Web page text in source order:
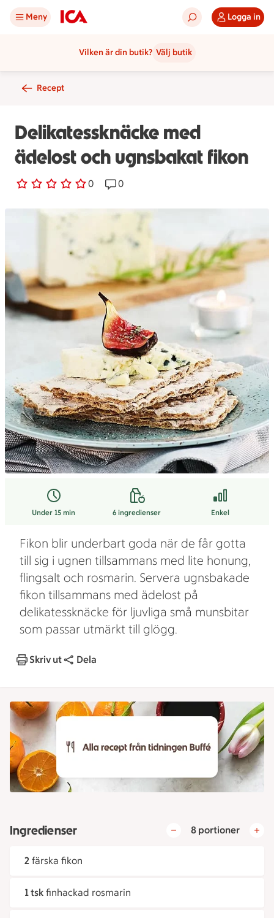
Meny Logga in
Vilken är din butik? Välj butik
Recept
Delikatessknäcke med
ädelost och ugnsbakat fikon
0
0 personer har röstatReceptet har 0 kommentarer
0
Under 15 min 6ingredienser Enkel
Fikon blir underbart goda när de får gotta
till sig i ugnen tillsammans med lite honung,
flingsalt och rosmarin. Servera ugnsbakade
fikon tillsammans med ädelost på
delikatessknäcke för ljuvliga små munsbitar
som passar utmärkt till glögg.
Skriv ut Dela
Ingredienser 8 portioner
2 färska fikon
1 tsk finhackad rosmarin